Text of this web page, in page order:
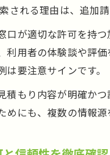
される理由は、追加
口が適切な許可を持
利用者の体験談や評
要注意サインです。
積もり内容が明確か
めにも、複数の情報